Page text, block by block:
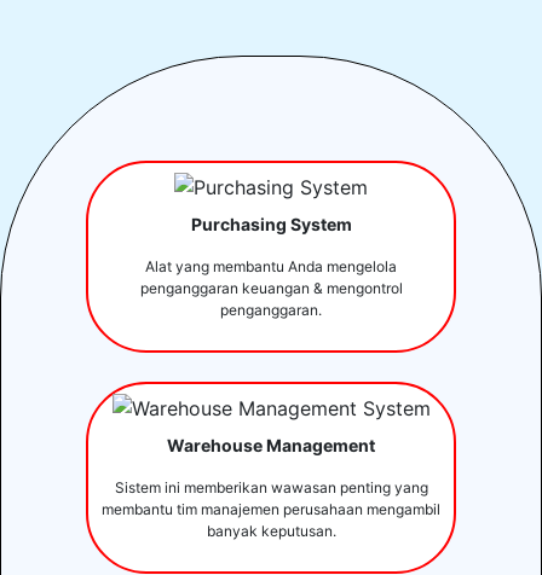
Purchasing System
Alat yang membantu Anda mengelola
penganggaran keuangan & mengontrol
penganggaran.
Warehouse Management
Sistem ini memberikan wawasan penting yang
membantu tim manajemen perusahaan mengambil
banyak keputusan.